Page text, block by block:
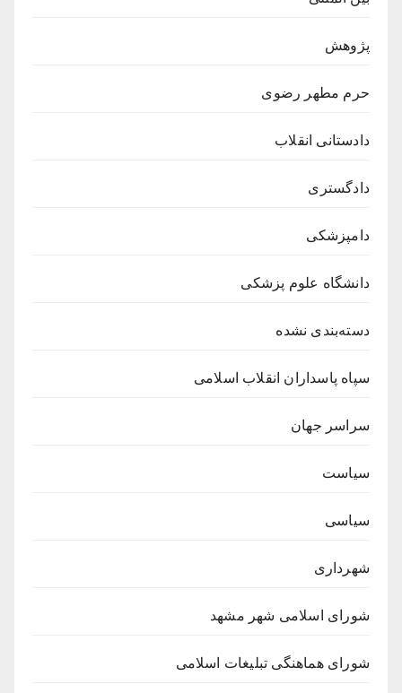
پژوهش
حرم مطهر رضوی
دادستانی انقلاب
دادگستری
دامپزشکی
دانشگاه علوم پزشکی
دسته‌بندی نشده
سپاه پاسداران انقلاب اسلامی
سراسر جهان
سیاست
سیاسی
شهرداری
شورای اسلامی شهر مشهد
شورای هماهنگی تبلیغات اسلامی